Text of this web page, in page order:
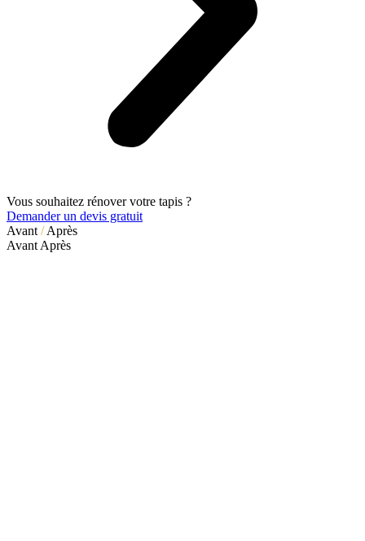
Vous souhaitez rénover votre tapis ?
Demander un devis gratuit
Avant /Après
Avant Après